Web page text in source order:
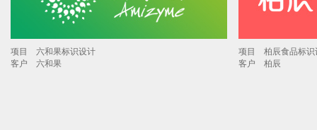
项目 六和果标识设计
客户 六和果
项目 柏辰食品标识
客户 柏辰